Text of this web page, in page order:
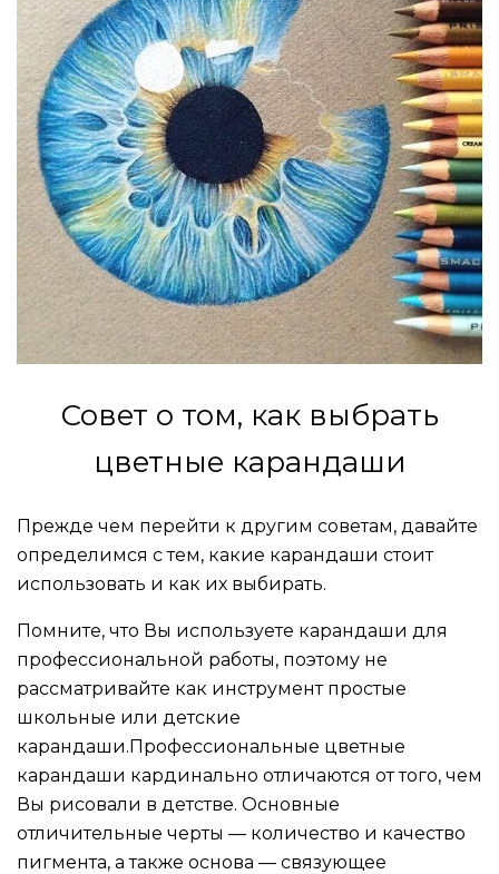
Совет о том, как выбрать
цветные карандаши
Прежде чем перейти к другим советам, давайте
определимся с тем, какие карандаши стоит
использовать и как их выбирать.
Помните, что Вы используете карандаши для
профессиональной работы, поэтому не
рассматривайте как инструмент простые
школьные или детские
карандаши.Профессиональные цветные
карандаши кардинально отличаются от того, чем
Вы рисовали в детстве. Основные
отличительные черты — количество и качество
пигмента, а также основа — связующее